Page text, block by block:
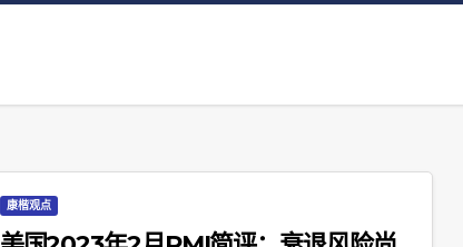
康楷观点